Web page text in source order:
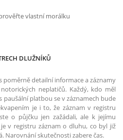
DLUŽNÍKŮ
poměrně detailní informace a záznamy
neplatičů. Každý, kdo měl
platbou se v záznamech bude
je i to, že záznam v registru
o půjčku jen zažádali, ale k jejímu
v registru záznam o dluhu, co byl již
Narovnání skutečnosti zabere čas.